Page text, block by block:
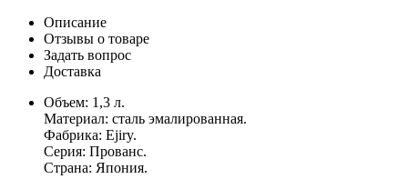
Описание
Отзывы о товаре
Задать вопрос
Доставка
Объем: 1,3 л.
Материал: сталь эмалированная.
Фабрика: Ejiry.
Серия: Прованс.
Страна: Япония.